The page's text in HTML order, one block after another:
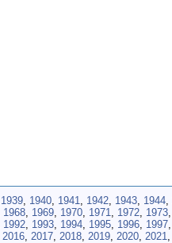
1939, 1940, 1941, 1942, 1943, 1944,
1968, 1969, 1970, 1971, 1972, 1973,
1992, 1993, 1994, 1995, 1996, 1997,
2016, 2017, 2018, 2019, 2020, 2021,